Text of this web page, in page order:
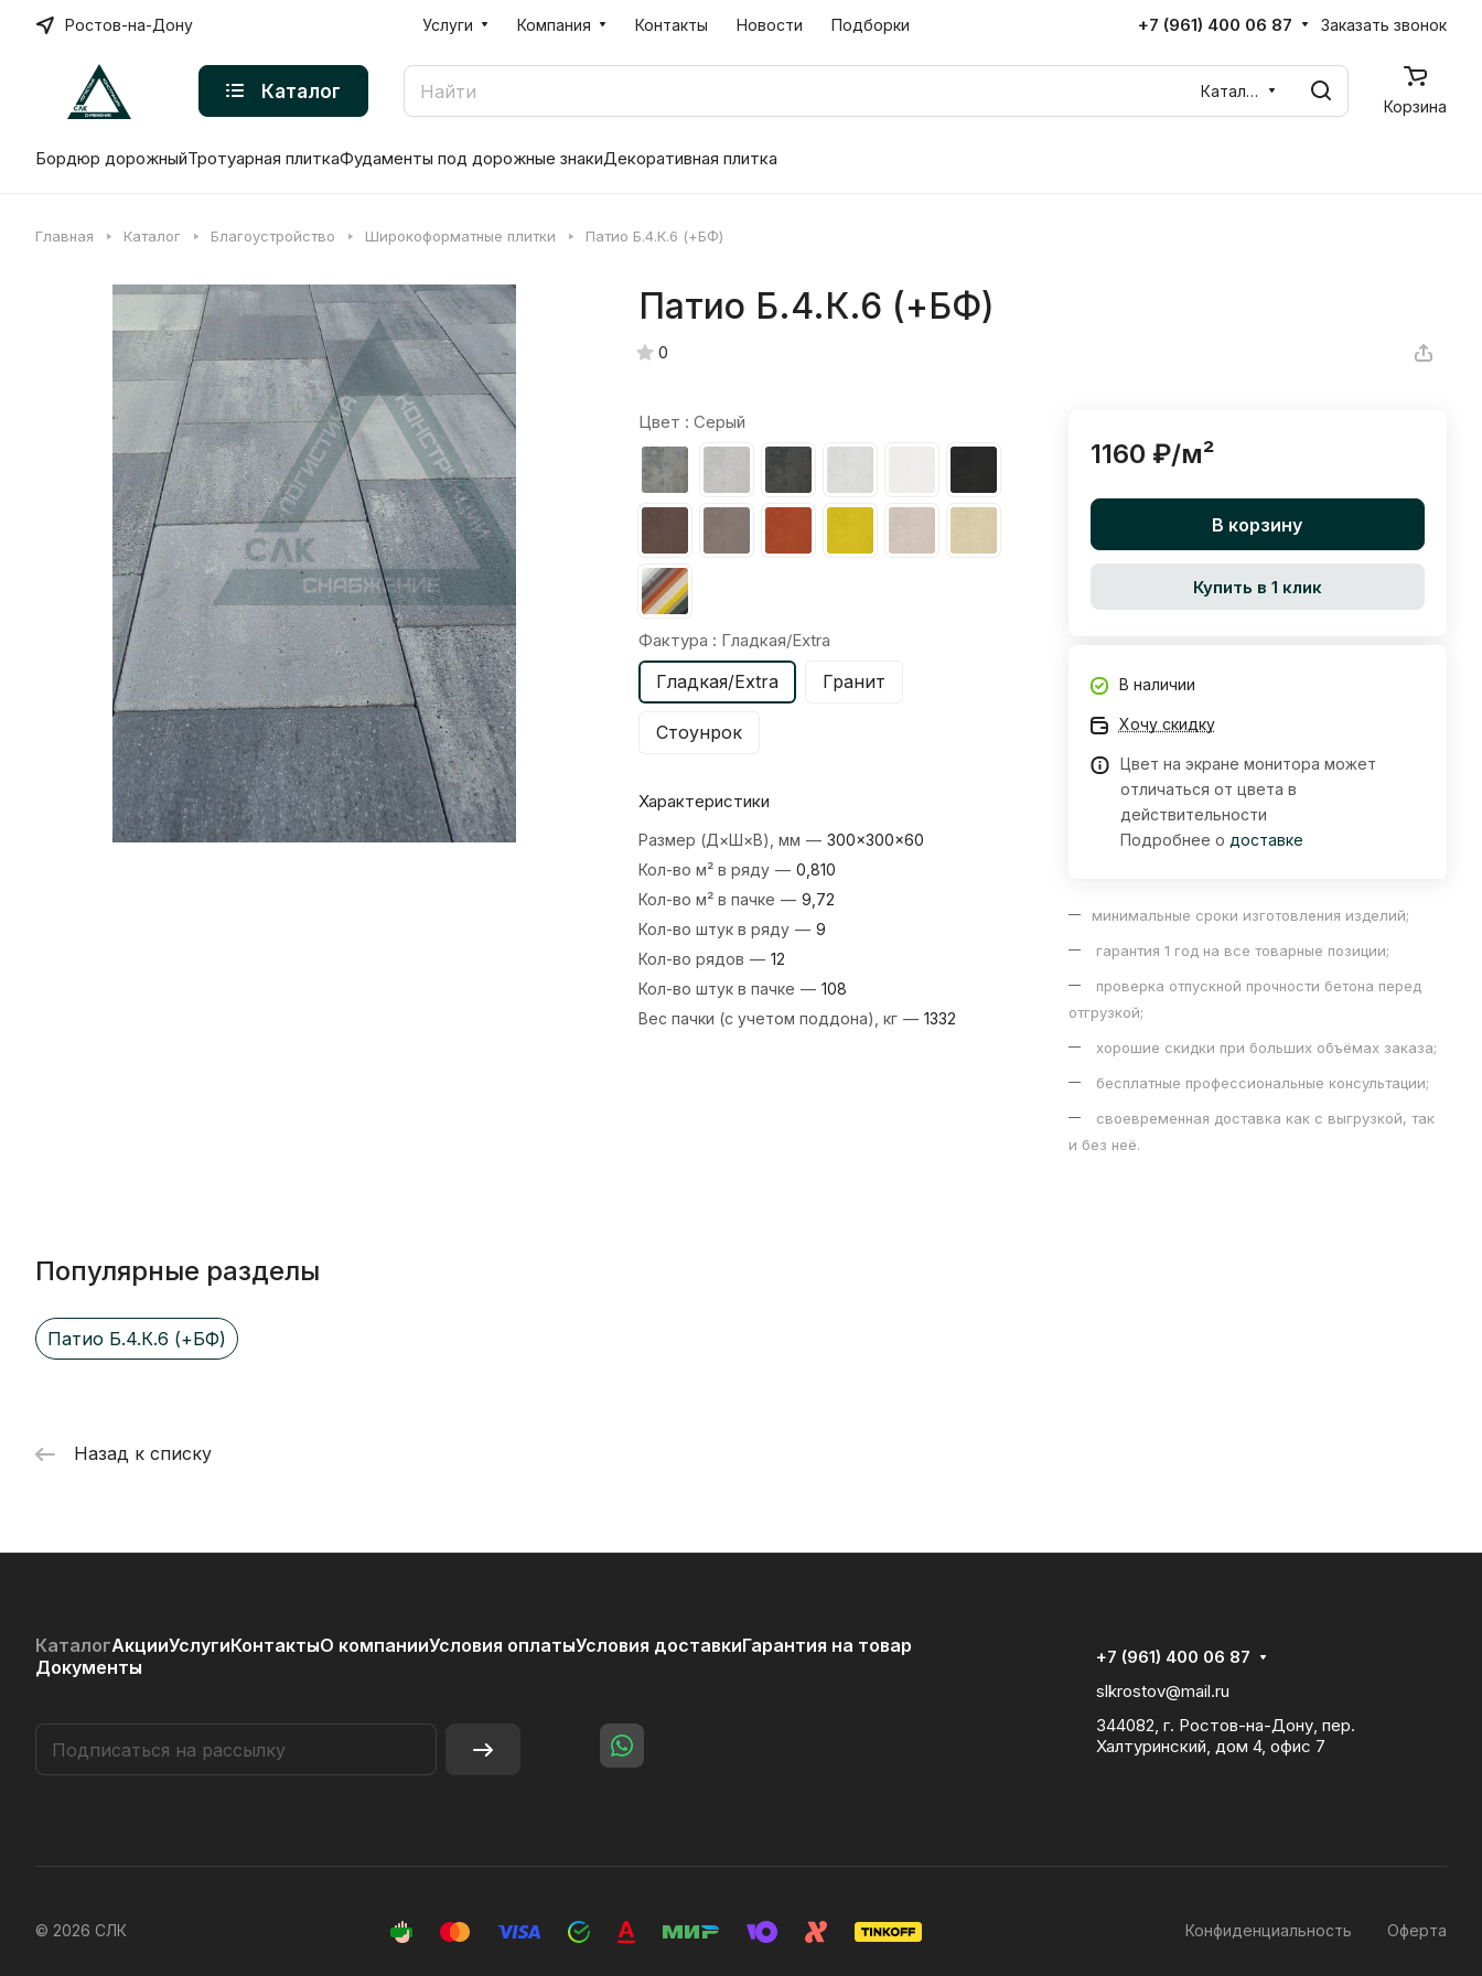
Ростов-на-Дону Услуги Компания Контакты Новости Подборки +7 (961) 400 06 87 Заказать звонок
Каталог
Каталог
Корзина
Бордюр дорожныйТротуарная плиткаФудаменты под дорожные знакиДекоративная плитка
Главная Каталог Благоустройство Широкоформатные плитки Патио Б.4.К.6 (+БФ)
Патио Б.4.К.6 (+БФ)
0
Цвет : Серый
Фактура : Гладкая/Extra
Гладкая/Extra Гранит
Стоунрок
Характеристики
Размер (Д×Ш×В), мм — 300×300×60
Кол-во м² в ряду — 0,810
Кол-во м² в пачке — 9,72
Кол-во штук в ряду — 9
Кол-во рядов — 12
Кол-во штук в пачке — 108
Вес пачки (с учетом поддона), кг — 1332
1160 ₽/м²
В корзину
Купить в 1 клик
В наличии
Хочу скидку
Цвет на экране монитора может
отличаться от цвета в
действительности
Подробнее о доставке
минимальные сроки изготовления изделий;
гарантия 1 год на все товарные позиции;
проверка отпускной прочности бетона перед
отгрузкой;
хорошие скидки при больших объёмах заказа;
бесплатные профессиональные консультации;
своевременная доставка как с выгрузкой, так
и без неё.
Популярные разделы
Патио Б.4.К.6 (+БФ)
Назад к списку
КаталогАкцииУслугиКонтактыО компанииУсловия оплатыУсловия доставкиГарантия на товар
Документы
+7 (961) 400 06 87
slkrostov@mail.ru
344082, г. Ростов-на-Дону, пер.
Халтуринский, дом 4, офис 7
© 2026 СЛК Конфиденциальность Оферта